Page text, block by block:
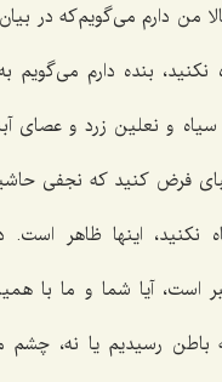
من دارم می‌گویم‌كه در
نكنید، بنده دارم
و نعلین زرد و عصای
فرض كنید كه نجفی
نكنید، اینها ظاهر
است، آیا شما و ما با
باطن رسیدیم یا نه، چشم